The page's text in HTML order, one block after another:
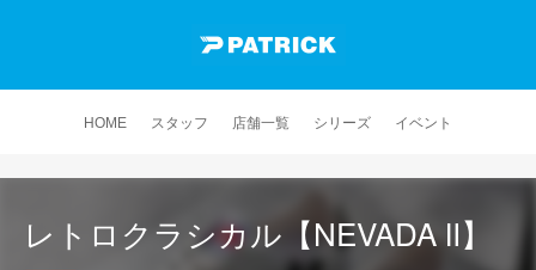
HOME スタッフ 店舗一覧 シリーズ イベント
レトロクラシカル【NEVADA Ⅱ】